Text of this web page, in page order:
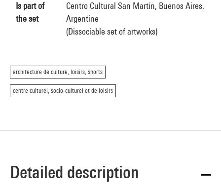
Is part of
the set
Centro Cultural San Martín, Buenos Aires,
Argentine
(Dissociable set of artworks)
architecture de culture, loisirs, sports
centre culturel, socio-culturel et de loisirs
Detailed description